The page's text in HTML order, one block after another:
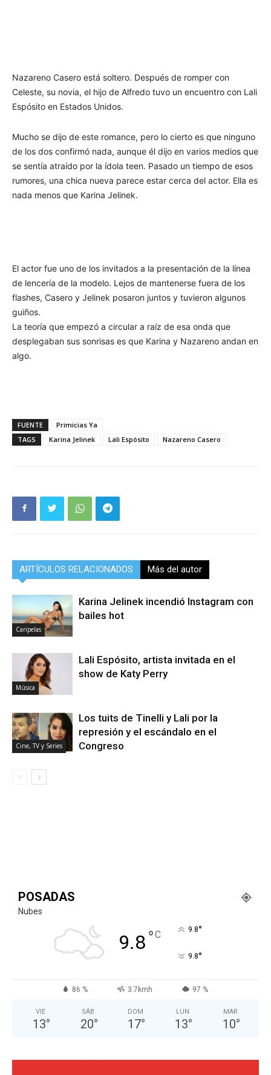
Nazareno Casero está soltero. Después de romper con
Celeste, su novia, el hijo de Alfredo tuvo un encuentro con Lali
Espósito en Estados Unidos.
Mucho se dijo de este romance, pero lo cierto es que ninguno
de los dos confirmó nada, aunque él dijo en varios medios que
se sentía atraído por la ídola teen. Pasado un tiempo de esos
rumores, una chica nueva parece estar cerca del actor. Ella es
nada menos que Karina Jelinek.
El actor fue uno de los invitados a la presentación de la línea
de lencería de la modelo. Lejos de mantenerse fuera de los
flashes, Casero y Jelinek posaron juntos y tuvieron algunos
guiños.
La teoría que empezó a circular a raíz de esa onda que
desplegaban sus sonrisas es que Karina y Nazareno andan en
algo.
FUENTE
Primicias Ya
TAGS
Karina Jelinek Lali Espósito Nazareno Casero
ARTÍCULOS RELACIONADOS Más del autor
Caripelas
Karina Jelinek incendió Instagram con
bailes hot
Música
Lali Espósito, artista invitada en el
show de Katy Perry
Cine, TV y Series
Los tuits de Tinelli y Lali por la
represión y el escándalo en el
Congreso
POSADAS
Nubes
9.8°C 9.8°
9.8°
86 % 3.7kmh 97 %
VIE
13°
SÁB
20°
DOM
17°
LUN
13°
MAR
10°